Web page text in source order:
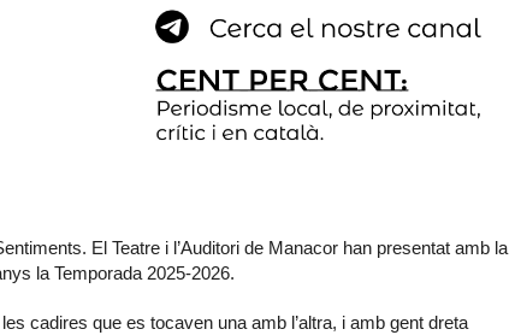
El Teatre i l’Auditori de Manacor han presentat amb la
la Temporada 2025-2026.
cadires que es tocaven una amb l’altra, i amb gent dreta